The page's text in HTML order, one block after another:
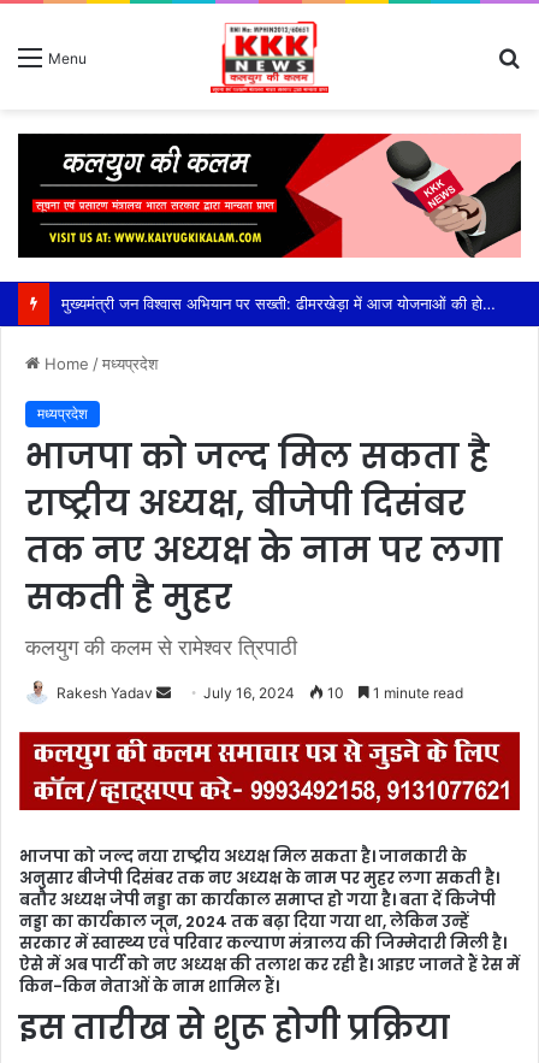
Menu
मुख्यमंत्री जन विश्वास अभियान पर सख्ती: ढीमरखेड़ा में आज योजनाओं की होगी बड़ी समीक्षा, लापरवाही पर रहेगा फोकस,सीईओ युजवेंद्र कोरी की अध्यक्षता में होगी अहम बैठक, सीएम हेल्पलाइन, पीएम आवास, संबल योजना और लंबित विकास कार्यों की होगी विस्तृत समीक्षा
Home /मध्यप्रदेश
मध्यप्रदेश
भाजपा को जल्द मिल सकता है
राष्ट्रीय अध्यक्ष, बीजेपी दिसंबर
तक नए अध्यक्ष के नाम पर लगा
सकती है मुहर
कलयुग की कलम से रामेश्वर त्रिपाठी
Rakesh Yadav
n
d
a
e
m
a
l
July 16, 2024 10 1 minute read
भाजपा को जल्द नया राष्ट्रीय अध्यक्ष मिल सकता है। जानकारी के
अनुसार बीजेपी दिसंबर तक नए अध्यक्ष के नाम पर मुहर लगा सकती है।
बतौर अध्यक्ष जेपी नड्डा का कार्यकाल समाप्त हो गया है। बता दें किजेपी
नड्डा का कार्यकाल जून, 2024 तक बढ़ा दिया गया था, लेकिन उन्हें
सरकार में स्वास्थ्य एवं परिवार कल्याण मंत्रालय की जिम्मेदारी मिली है।
ऐसे में अब पार्टी को नए अध्यक्ष की तलाश कर रही है। आइए जानते हैं रेस में
किन-किन नेताओं के नाम शामिल हैं।
इस तारीख से शुरू होगी प्रक्रिया